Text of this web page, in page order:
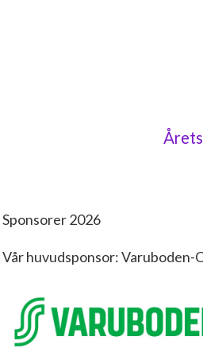
Sponsorer 2026
Vår huvudsponsor: Varuboden-